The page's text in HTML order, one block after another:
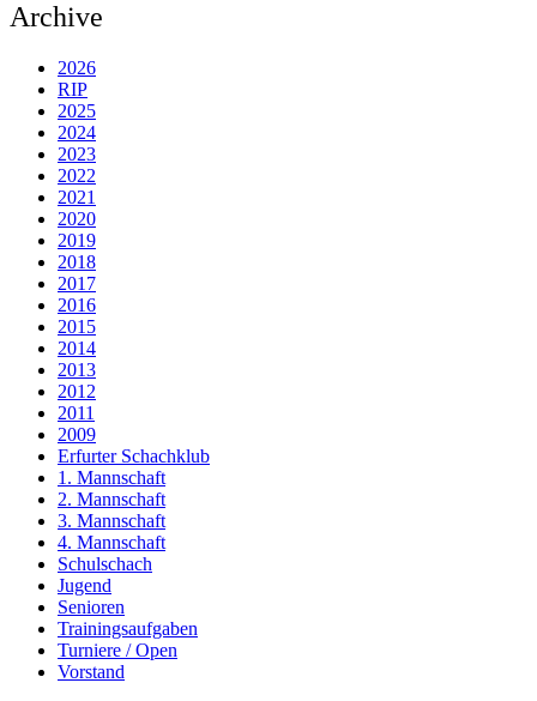
Archive
2026
RIP
2025
2024
2023
2022
2021
2020
2019
2018
2017
2016
2015
2014
2013
2012
2011
2009
Erfurter Schachklub
1. Mannschaft
2. Mannschaft
3. Mannschaft
4. Mannschaft
Schulschach
Jugend
Senioren
Trainingsaufgaben
Turniere / Open
Vorstand